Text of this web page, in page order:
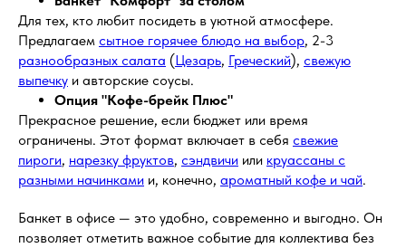
Для тех, кто любит посидеть в уютной атмосфере.
Предлагаем сытное горячее блюдо на выбор, 2-3
разнообразных салата (Цезарь, Греческий), свежую
выпечку и авторские соусы.
Опция "Кофе-брейк Плюс"
Прекрасное решение, если бюджет или время
ограничены. Этот формат включает в себя свежие
пироги, нарезку фруктов, сэндвичи или круассаны с
разными начинками и, конечно, ароматный кофе и чай.
Банкет в офисе — это удобно, современно и выгодно. Он
позволяет отметить важное событие для коллектива без